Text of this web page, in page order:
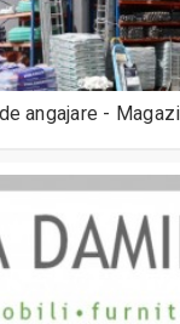
angajare -